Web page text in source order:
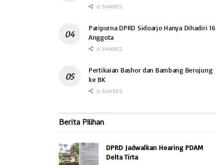
0 SHARES
Paripurna DPRD Sidoarjo Hanya Dihadiri 16
Anggota
0 SHARES
Pertikaian Bashor dan Bambang Berujung
ke BK
0 SHARES
Berita Pilihan
DPRD Jadwalkan Hearing PDAM
Delta Tirta